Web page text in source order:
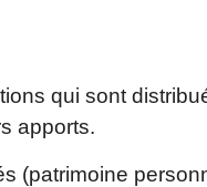
qui sont
apports.
(patrimoine